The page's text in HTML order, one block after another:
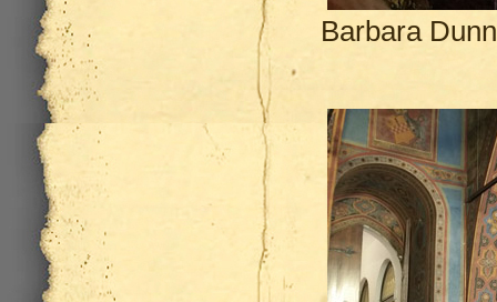
Barbara